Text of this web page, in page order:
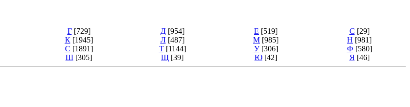
Г [729] Д [954] Е [519] Є [29]
К [1945] Л [487] М [985] Н [981]
С [1891] Т [1144] У [306] Ф [580]
Ш [305] Щ [39] Ю [42] Я [46]